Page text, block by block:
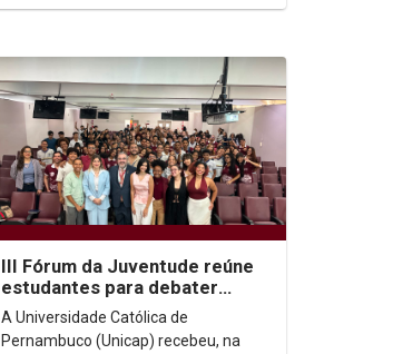
III Fórum da Juventude reúne
estudantes para debater
memória, democracia e
direitos humanos na...
A Universidade Católica de
Pernambuco (Unicap) recebeu, na